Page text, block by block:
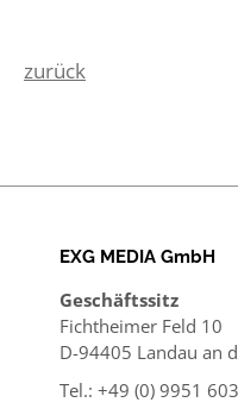
zurück
EXG MEDIA GmbH
Geschäftssitz
Fichtheimer Feld 10
D-94405 Landau an
Tel.: +49 (0) 9951